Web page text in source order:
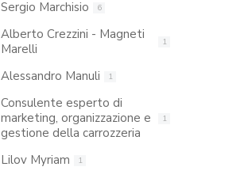
Sergio Marchisio 6
Alberto Crezzini - Magneti
Marelli
1
Alessandro Manuli 1
Consulente esperto di
marketing, organizzazione e
gestione della carrozzeria
1
Lilov Myriam 1